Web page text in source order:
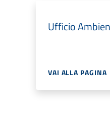
Ufficio
VAI ALLA PAGINA